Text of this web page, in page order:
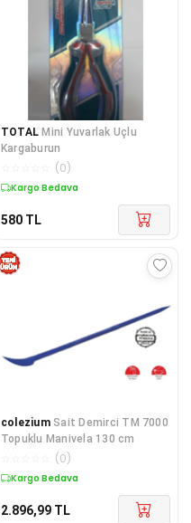
TOTAL Mini Yuvarlak Uçlu
Kargaburun
(0)
Kargo Bedava
580 TL
colezium Sait Demirci TM 7000
Topuklu Manivela 130 cm
(0)
Kargo Bedava
2.896,99 TL